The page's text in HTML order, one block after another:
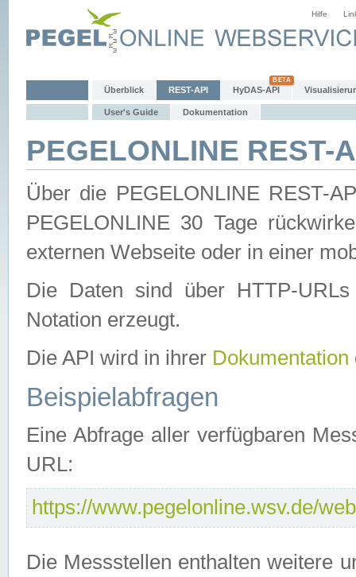
Hilfe
Überblick REST-API HyDAS-API
User's Guide Dokumentation
PEGELONLINE REST-
Über die PEGELONLINE REST-
PEGELONLINE 30 Tage
externen Webseite oder in einer
Die Daten sind über HTTP-
Notation erzeugt.
Die API wird in ihrer Dokumentation
Beispielabfragen
Eine Abfrage aller verfügbaren
URL:
https://www.pegelonline.wsv.de/
Die Messstellen enthalten weitere